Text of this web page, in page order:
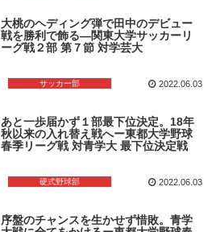
サッカー部
大桃のヘディング弾で田中のデビュー
戦を勝利で飾る―関東大学サッカーリ
ーグ戦２部 第７節 対学芸大
2022.06.03
硬式野球部
あと一歩届かず１部最下位決定。18年
秋以来の入れ替え戦へー東都大学野球
春季リーグ戦 対青学大 最下位決定戦
2022.06.03
序盤のチャンスを生かせず惜敗。青学